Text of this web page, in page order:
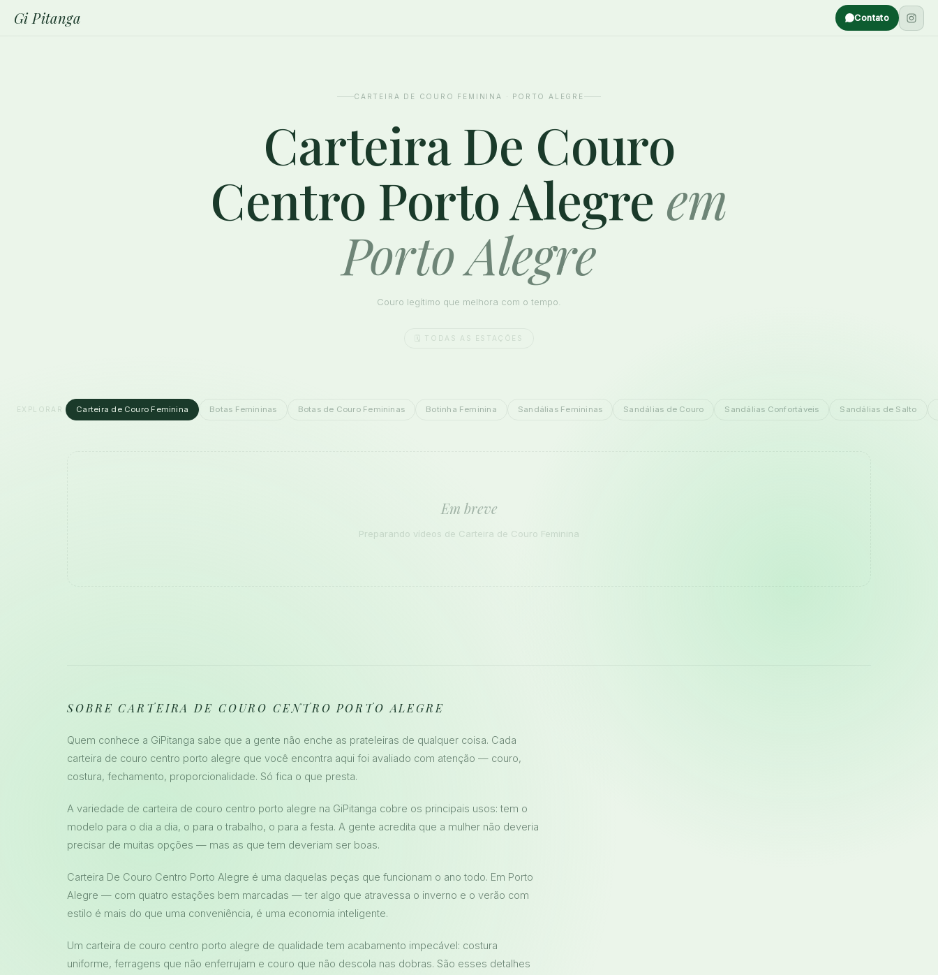
Gi Pitanga Contato
CARTEIRA DE COURO FEMININA · PORTO ALEGRE
Carteira De Couro
Centro Porto Alegre em
Porto Alegre
Couro legítimo que melhora com o tempo.
🗓️ TODAS AS ESTAÇÕES
Carteira de Couro Feminina Botas Femininas Botas de Couro Femininas Botinha Feminina Sandálias Femininas Sandálias de Couro Sandálias Confortáveis Sandálias de Salto
Em breve
Preparando vídeos de Carteira de Couro Feminina
SOBRE CARTEIRA DE COURO CENTRO PORTO ALEGRE
Quem conhece a GiPitanga sabe que a gente não enche as prateleiras de qualquer coisa. Cada
carteira de couro centro porto alegre que você encontra aqui foi avaliado com atenção — couro,
costura, fechamento, proporcionalidade. Só fica o que presta.
A variedade de carteira de couro centro porto alegre na GiPitanga cobre os principais usos: tem o
modelo para o dia a dia, o para o trabalho, o para a festa. A gente acredita que a mulher não deveria
precisar de muitas opções — mas as que tem deveriam ser boas.
Carteira De Couro Centro Porto Alegre é uma daquelas peças que funcionam o ano todo. Em Porto
Alegre — com quatro estações bem marcadas — ter algo que atravessa o inverno e o verão com
estilo é mais do que uma conveniência, é uma economia inteligente.
Um carteira de couro centro porto alegre de qualidade tem acabamento impecável: costura
uniforme, ferragens que não enferrujam e couro que não descola nas dobras. São esses detalhes